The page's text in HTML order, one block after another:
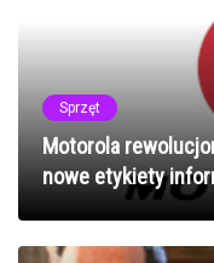
Sprzęt
Motorola
nowe etykiety